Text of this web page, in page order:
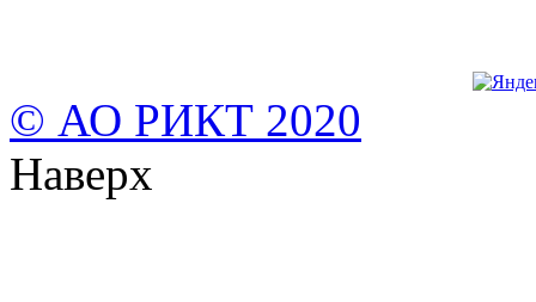
© АО РИКТ 2020
Наверх